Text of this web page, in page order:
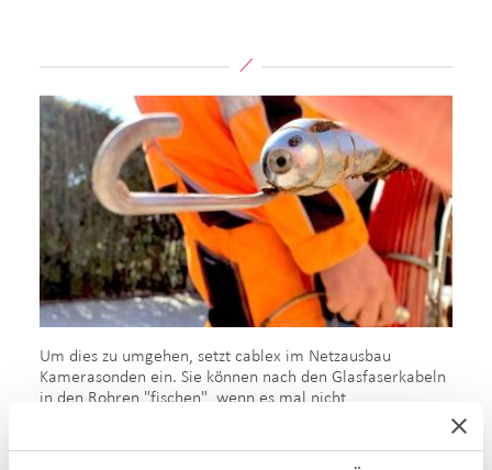
Um dies zu umgehen, setzt cablex im Netzausbau
Kamerasonden ein. Sie können nach den Glasfaserkabeln
in den Rohren "fischen", wenn es mal nicht